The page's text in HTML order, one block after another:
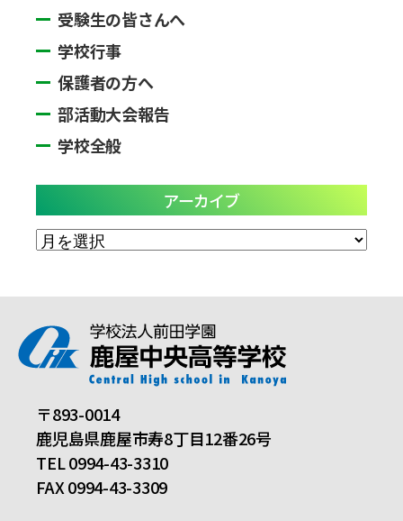
受験生の皆さんへ
学校行事
保護者の方へ
部活動大会報告
学校全般
アーカイブ
ア
ブ
〒893-0014
鹿児島県鹿屋市寿8丁目12番26号
TEL 0994-43-3310
FAX 0994-43-3309